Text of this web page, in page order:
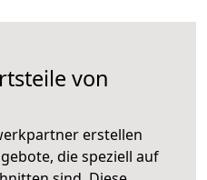
von
erstellen
die speziell auf